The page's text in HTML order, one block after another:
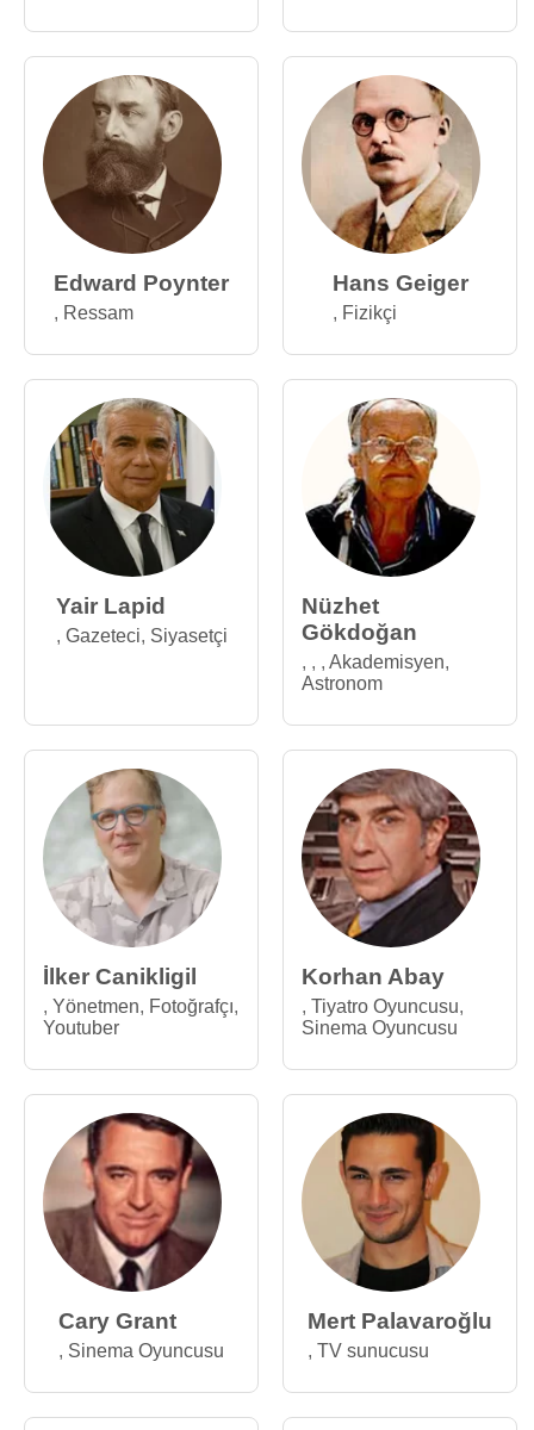
Edward Poynter
, Ressam
Hans Geiger
, Fizikçi
Yair Lapid
, Gazeteci, Siyasetçi
Nüzhet
Gökdoğan
, , , Akademisyen,
Astronom
İlker Canikligil
, Yönetmen, Fotoğrafçı,
Youtuber
Korhan Abay
, Tiyatro Oyuncusu,
Sinema Oyuncusu
Cary Grant
, Sinema Oyuncusu
Mert Palavaroğlu
, TV sunucusu